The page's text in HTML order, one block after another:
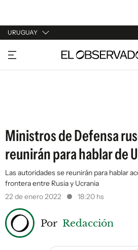
URUGUAY
URUGUAY
ARGENTINA
Ministros de Defensa
reunirán para hablar de
Las autoridades se reunirán para hablar
frontera entre Rusia y Ucrania
22 de enero 2022
18:20 hs
Por Redacción